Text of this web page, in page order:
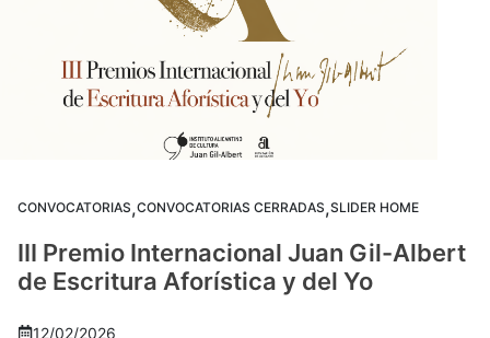
CONVOCATORIAS,CONVOCATORIAS CERRADAS,SLIDER HOME
III Premio Internacional Juan Gil-Albert
de Escritura Aforística y del Yo
12/02/2026